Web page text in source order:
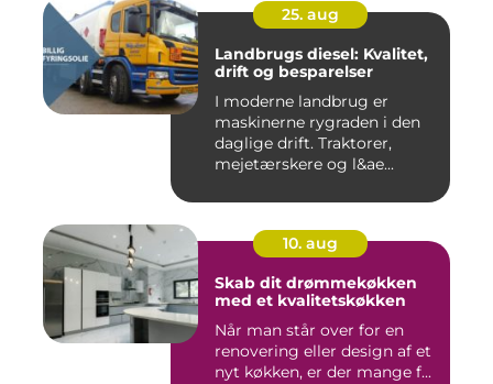
25. aug
Landbrugs diesel: Kvalitet,
drift og besparelser
I moderne landbrug er
maskinerne rygraden i den
daglige drift. Traktorer,
mejetærskere og l&ae...
10. aug
Skab dit drømmekøkken
med et kvalitetskøkken
Når man står over for en
renovering eller design af et
nyt køkken, er der mange f...